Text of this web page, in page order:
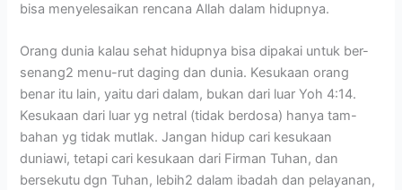
bisa menyelesaikan rencana Allah dalam hidupnya.
Orang dunia kalau sehat hidupnya bisa dipakai untuk ber-
senang2 menu-rut daging dan dunia. Kesukaan orang
benar itu lain, yaitu dari dalam, bukan dari luar Yoh 4:14.
Kesukaan dari luar yg netral (tidak berdosa) hanya tam-
bahan yg tidak mutlak. Jangan hidup cari kesukaan
duniawi, tetapi cari kesukaan dari Firman Tuhan, dan
bersekutu dgn Tuhan, lebih2 dalam ibadah dan pelayanan,